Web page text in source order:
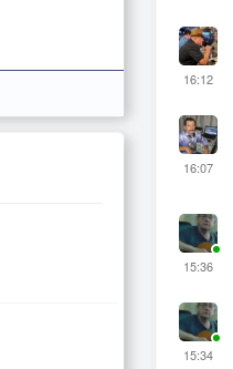
16:12
16:07
15:36
15:34